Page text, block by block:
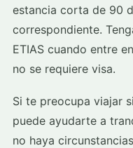
estancia corta de 90
correspondiente.
ETIAS cuando entre
no se requiere visa.
Si te preocupa viajar
puede ayudarte a
no haya